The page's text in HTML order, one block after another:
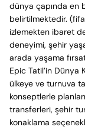
dünya çapında en
belirtilmektedir.
izlemekten ibaret
deneyimi, şehir
arada yaşama
Epic Tatil’in Dünya
ülkeye ve turnuva
konseptlerle
transferleri, şehir
konaklama